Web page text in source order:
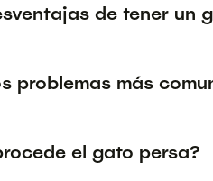
de tener un
problemas más
el gato persa?